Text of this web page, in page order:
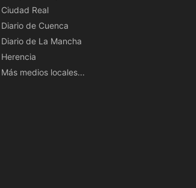
Ciudad Real
Diario de Cuenca
Diario de La Mancha
Herencia
Más medios locales...